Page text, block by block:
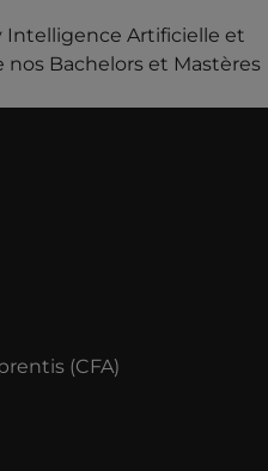
Intelligence Artificielle et
Bachelors et Mastères
(CFA)